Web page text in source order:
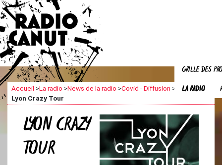
GRILLE DES
LA RADIO
Accueil >La radio >News de la radio >Covid - Diffusion >
Lyon Crazy Tour
LYON CRAZY
TOUR